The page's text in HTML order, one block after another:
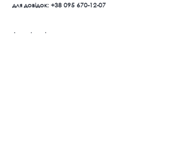
для довідок: +38 095 670-12-07
Договір оферти